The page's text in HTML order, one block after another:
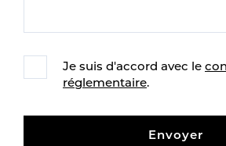
Je suis d'accord avec le
réglementaire.
Envoyer